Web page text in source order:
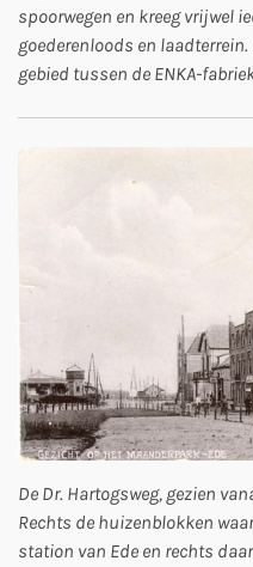
spoorwegen en kreeg vrijwel
goederenloods en
gebied tussen de ENKA-
De Dr. Hartogsweg, gezien
Rechts de huizenblokken
station van Ede en rechts